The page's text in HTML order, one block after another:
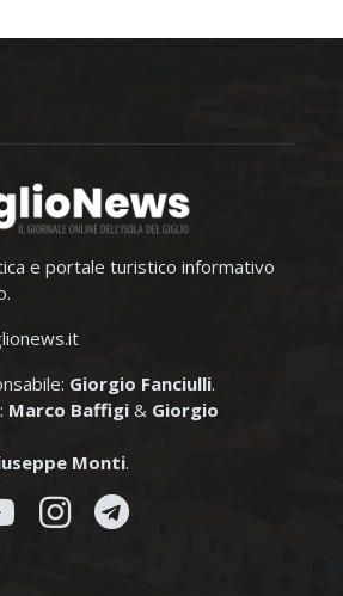
e portale turistico informativo
Giorgio Fanciulli.
Marco Baffigi & Giorgio
Monti.